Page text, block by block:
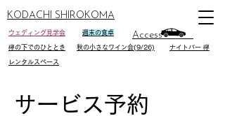
KODACHI SHIROKOMA
ウェディング見学会 週末の食卓 Access
欅の下でのひととき 秋の小さなワイン会(9/26) ナイトバー 欅
レンタルスペース
サービス予約